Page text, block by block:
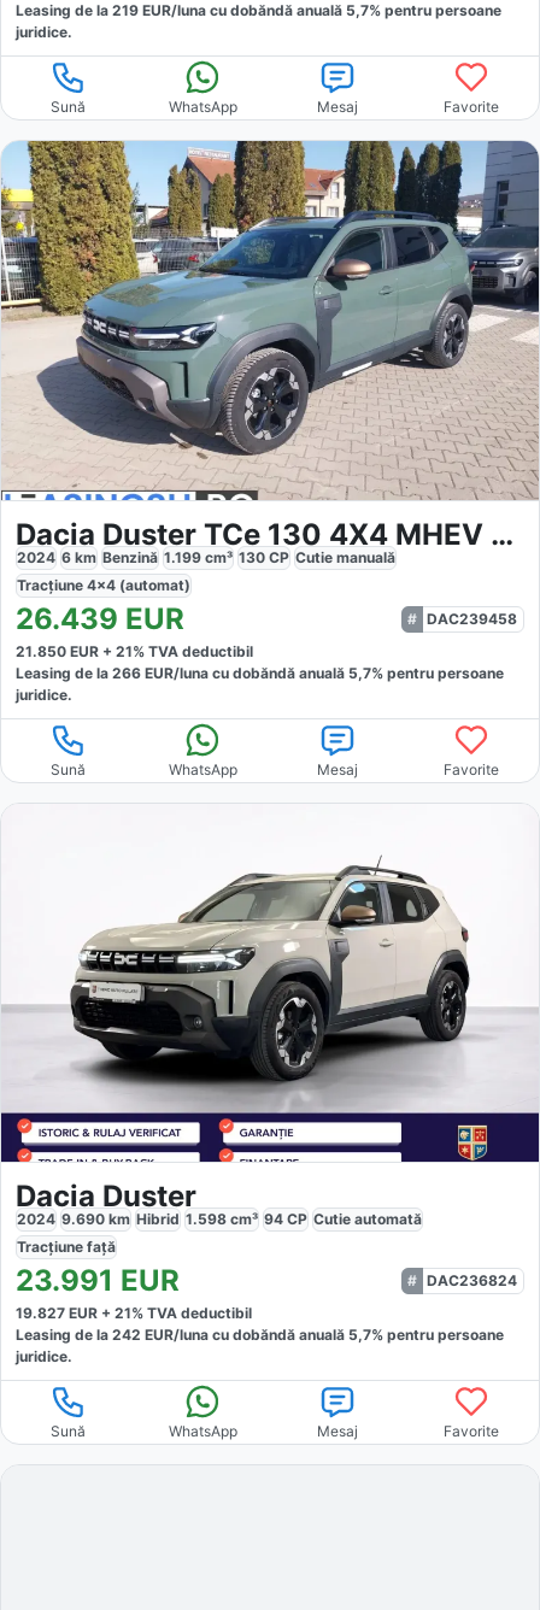
Leasing de la 219 EUR/luna cu dobăndă anuală 5,7% pentru persoane
juridice.
Sună WhatsApp Mesaj Favorite
Dacia Duster TCe 130 4X4 MHEV Extreme
2024 6 km Benzină 1.199 cm³ 130 CP Cutie manuală
Tracțiune 4x4 (automat)
26.439 EUR
DAC239458
21.850 EUR + 21% TVA deductibil
Leasing de la 266 EUR/luna cu dobăndă anuală 5,7% pentru persoane
juridice.
Sună WhatsApp Mesaj Favorite
Dacia Duster
2024 9.690 km Hibrid 1.598 cm³ 94 CP Cutie automată
Tracțiune față
23.991 EUR
DAC236824
19.827 EUR + 21% TVA deductibil
Leasing de la 242 EUR/luna cu dobăndă anuală 5,7% pentru persoane
juridice.
Sună WhatsApp Mesaj Favorite